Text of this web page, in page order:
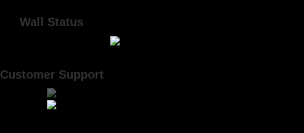
Wall Status
Customer Support